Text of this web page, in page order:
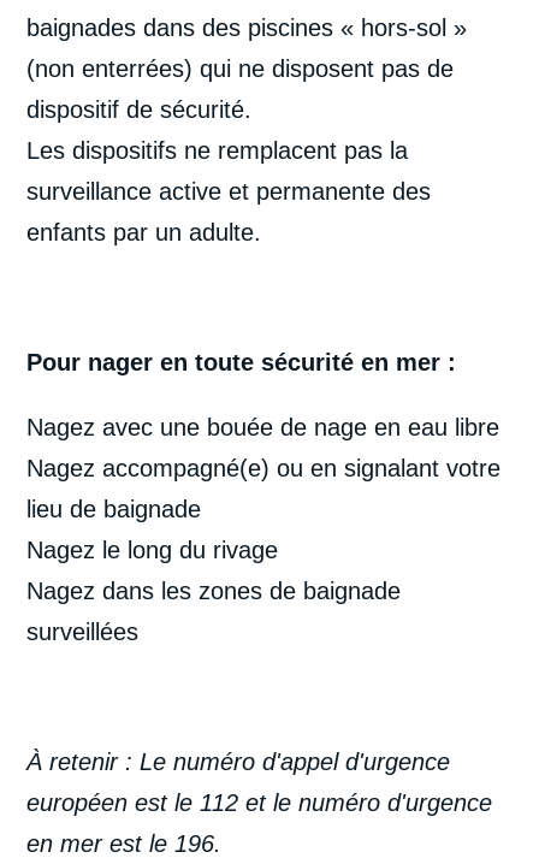
baignades dans des piscines « hors-sol »
(non enterrées) qui ne disposent pas de
dispositif de sécurité.
Les dispositifs ne remplacent pas la
surveillance active et permanente des
enfants par un adulte.
Pour nager en toute sécurité en mer :
Nagez avec une bouée de nage en eau libre
Nagez accompagné(e) ou en signalant votre
lieu de baignade
Nagez le long du rivage
Nagez dans les zones de baignade
surveillées
À retenir : Le numéro d'appel d'urgence
européen est le 112 et le numéro d'urgence
en mer est le 196.